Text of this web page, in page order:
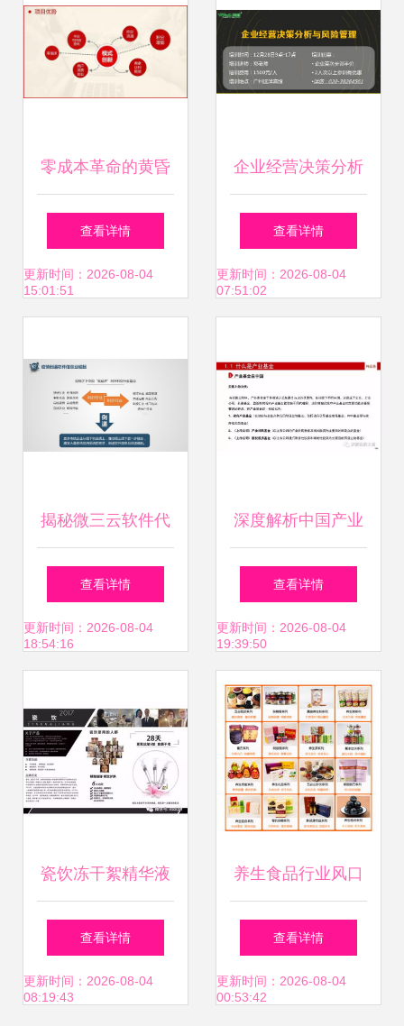
零成本革命的黄昏
与黎明 莆田无成本
加盟项目的商业模
查看详情
更新时间：2026-08-04
15:01:51
企业经营决策分析
与风险管理公开课
智慧投资与信息咨
查看详情
更新时间：2026-08-04
07:51:02
揭秘微三云软件代
理 如何通过源码代
理与加盟开启电商
查看详情
更新时间：2026-08-04
18:54:16
深度解析中国产业
基金的建立、投
资、投后管理及风
险控制全流程
查看详情
更新时间：2026-08-04
19:39:50
瓷饮冻干絮精华液
开启胶原蛋白修复
新时代，诚邀代理
查看详情
更新时间：2026-08-04
08:19:43
养生食品行业风口
正盛，揭秘近2000
家加盟店的连锁管
查看详情
更新时间：2026-08-04
00:53:42